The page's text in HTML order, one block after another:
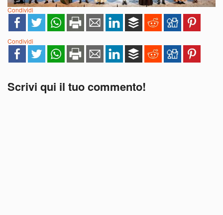
Condividi
Condividi
Scrivi qui il tuo commento!